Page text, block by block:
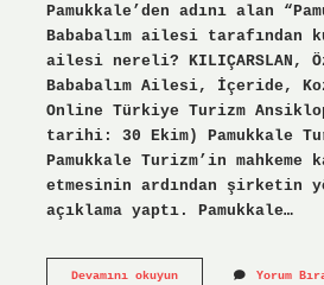
Pamukkale’den adını alan
Bababalım ailesi tarafından
ailesi nereli? KILIÇARSLAN,
Bababalım Ailesi, İçeride,
Online Türkiye Turizm
tarihi: 30 Ekim) Pamukkale
Pamukkale Turizm’in
etmesinin ardından şirketin
açıklama yaptı. Pamukkale…
Devamını okuyunPamukkale
Yorum